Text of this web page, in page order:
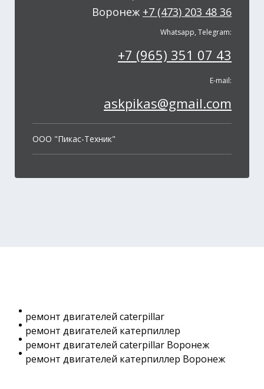
Воронеж +7 (473) 203 48 36
Whatsapp, Telegram:
+7 (965) 351 07 43
E-mail:
askpikas@gmail.com
OOO "Пикас-Техник"
ремонт двигателей caterpillar
ремонт двигателей катерпиллер
ремонт двигателей caterpillar Воронеж
ремонт двигателей катерпиллер Воронеж